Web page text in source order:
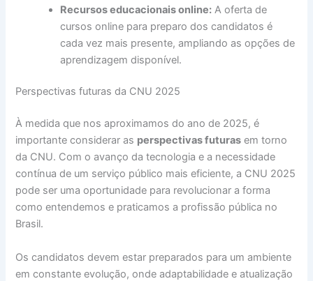
Recursos educacionais online: A oferta de
cursos online para preparo dos candidatos é
cada vez mais presente, ampliando as opções de
aprendizagem disponível.
Perspectivas futuras da CNU 2025
À medida que nos aproximamos do ano de 2025, é
importante considerar as perspectivas futuras em torno
da CNU. Com o avanço da tecnologia e a necessidade
contínua de um serviço público mais eficiente, a CNU 2025
pode ser uma oportunidade para revolucionar a forma
como entendemos e praticamos a profissão pública no
Brasil.
Os candidatos devem estar preparados para um ambiente
em constante evolução, onde adaptabilidade e atualização